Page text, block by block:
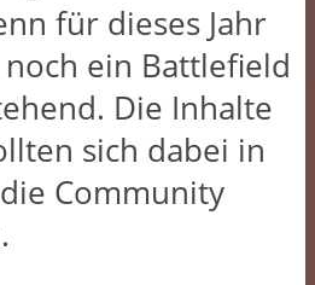
für dieses Jahr
ein Battlefield
Die Inhalte
sich dabei in
Community